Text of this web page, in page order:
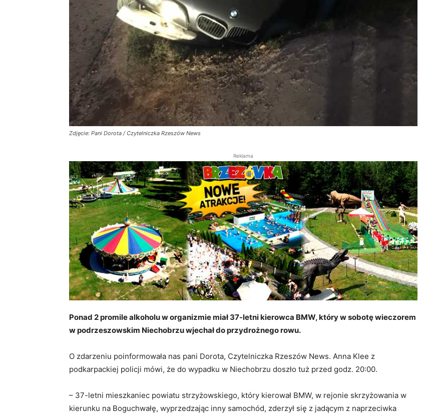
Zdjęcie: Pani Dorota / Czytelniczka Rzeszów News
Reklama
Ponad 2 promile alkoholu w organizmie miał 37-letni kierowca BMW, który w sobotę wieczorem
w podrzeszowskim Niechobrzu wjechał do przydrożnego rowu.
O zdarzeniu poinformowała nas pani Dorota, Czytelniczka Rzeszów News. Anna Klee z
podkarpackiej policji mówi, że do wypadku w Niechobrzu doszło tuż przed godz. 20:00.
– 37-letni mieszkaniec powiatu strzyżowskiego, który kierował BMW, w rejonie skrzyżowania w
kierunku na Boguchwałę, wyprzedzając inny samochód, zderzył się z jadącym z naprzeciwka